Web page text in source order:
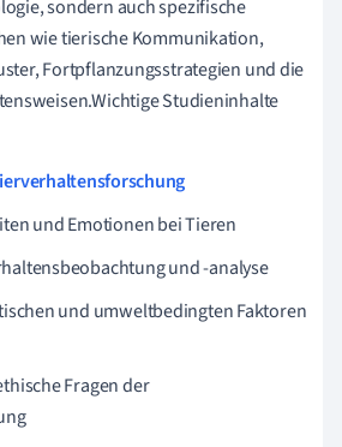
sondern auch spezifische
wie tierische Kommunikation,
Fortpflanzungsstrategien und die
Studieninhalte
und Emotionen bei Tieren
und -analyse
und umweltbedingten Faktoren
Fragen der